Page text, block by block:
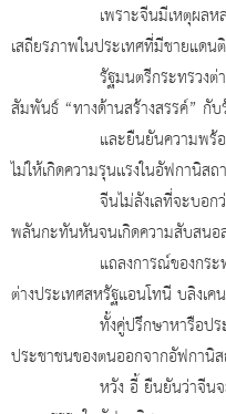
เพราะจีนมีเหตุผลหลายป
เสถียรภาพในประเทศที่มีชายแดน
รัฐมนตรีกระทรวงต่างปร
สัมพันธ์ “ทางด้านสร้างสรรค์” กั
และยืนยันความพร้อมที่จ
ไม่ให้เกิดความรุนเเรงในอัฟกานิส
จีนไม่ลังเลที่จะบอกว่าสห
พลันกะทันหันจนเกิดความสับสนอ
แถลงการณ์ของกระทรวง
ต่างประเทศสหรัฐแอนโทนี บลิงเ
ทั้งคู่ปรึกษาหารือประเด็น
ประชาชนของตนออกจากอัฟกานิ
หวัง อี้ ยืนยันว่าจีนจะพย